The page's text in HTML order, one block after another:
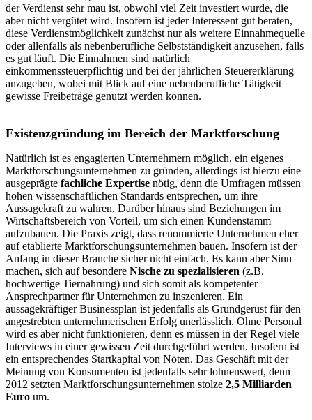
der Verdienst sehr mau ist, obwohl viel Zeit investiert wurde, die
aber nicht vergütet wird. Insofern ist jeder Interessent gut beraten,
diese Verdienstmöglichkeit zunächst nur als weitere Einnahmequelle
oder allenfalls als nebenberufliche Selbstständigkeit anzusehen, falls
es gut läuft. Die Einnahmen sind natürlich
einkommenssteuerpflichtig und bei der jährlichen Steuererklärung
anzugeben, wobei mit Blick auf eine nebenberufliche Tätigkeit
gewisse Freibeträge genutzt werden können.
Existenzgründung im Bereich der Marktforschung
Natürlich ist es engagierten Unternehmern möglich, ein eigenes
Marktforschungsunternehmen zu gründen, allerdings ist hierzu eine
ausgeprägte fachliche Expertise nötig, denn die Umfragen müssen
hohen wissenschaftlichen Standards entsprechen, um ihre
Aussagekraft zu wahren. Darüber hinaus sind Beziehungen im
Wirtschaftsbereich von Vorteil, um sich einen Kundenstamm
aufzubauen. Die Praxis zeigt, dass renommierte Unternehmen eher
auf etablierte Marktforschungsunternehmen bauen. Insofern ist der
Anfang in dieser Branche sicher nicht einfach. Es kann aber Sinn
machen, sich auf besondere Nische zu spezialisieren (z.B.
hochwertige Tiernahrung) und sich somit als kompetenter
Ansprechpartner für Unternehmen zu inszenieren. Ein
aussagekräftiger Businessplan ist jedenfalls als Grundgerüst für den
angestrebten unternehmerischen Erfolg unerlässlich. Ohne Personal
wird es aber nicht funktionieren, denn es müssen in der Regel viele
Interviews in einer gewissen Zeit durchgeführt werden. Insofern ist
ein entsprechendes Startkapital von Nöten. Das Geschäft mit der
Meinung von Konsumenten ist jedenfalls sehr lohnenswert, denn
2012 setzten Marktforschungsunternehmen stolze 2,5 Milliarden
Euro um.